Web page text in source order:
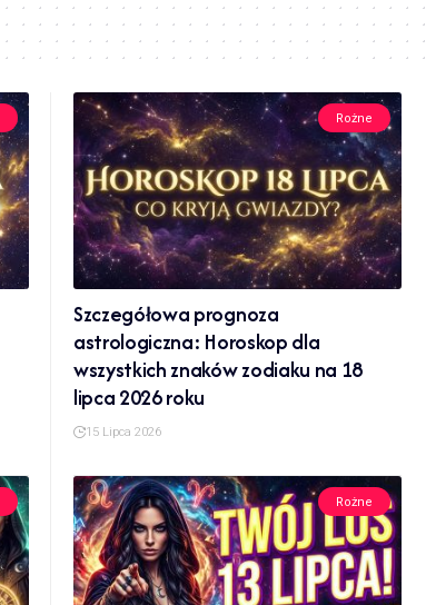
Rożne
Szczegółowa prognoza
astrologiczna: Horoskop dla
wszystkich znaków zodiaku na 18
lipca 2026 roku
15 Lipca 2026
Rożne